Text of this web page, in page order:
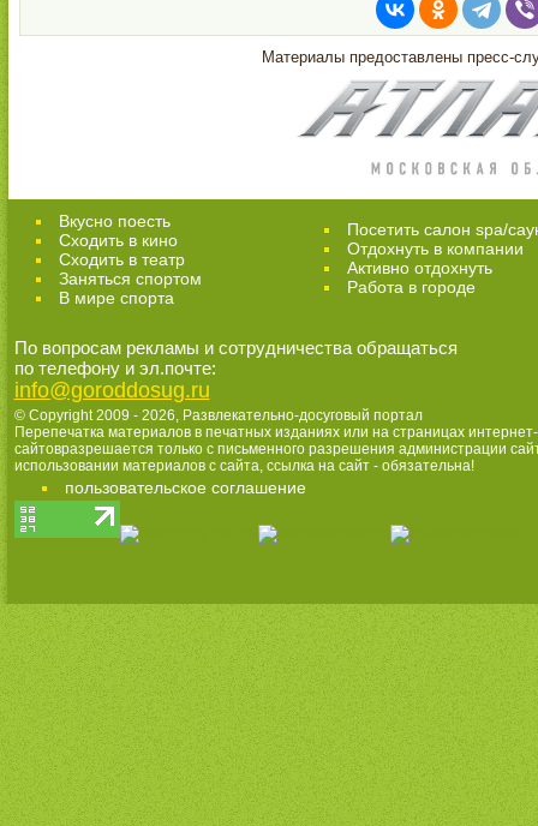
Материалы предоставлены пресс-
Вкусно поесть
Сходить в кино
Cходить в театр
Заняться спортом
В мире спорта
Посетить салон spa/
Отдохнуть в компании
Активно отдохнуть
Работа в городе
По вопросам рекламы и сотрудничества обращаться
по телефону и эл.почте:
info@goroddosug.ru
© Copyright 2009 - 2026, Развлекательно-досуговый портал
Перепечатка материалов в печатных изданиях или на страницах интернет-
сайтовразрешается только с письменного разрешения администрации
использовании материалов с сайта, ссылка на сайт - обязательна!
пользовательское соглашение